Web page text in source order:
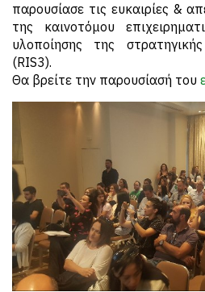
παρουσίασε τις ευκαιρίες &
της καινοτόμου
υλοποίησης της
(RIS3).
Θα βρείτε την παρουσίασή του